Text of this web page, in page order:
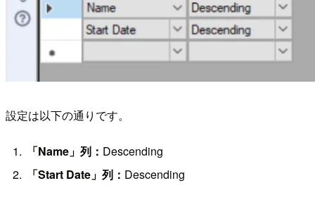
設定は以下の通りです。
「Name」列： Descending
「Start Date」列： Descending